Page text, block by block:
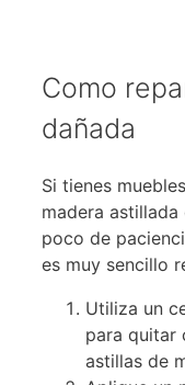
Como
dañada
Si tienes
madera
poco de
es muy sencillo
Utiliza un
para quitar
astillas de